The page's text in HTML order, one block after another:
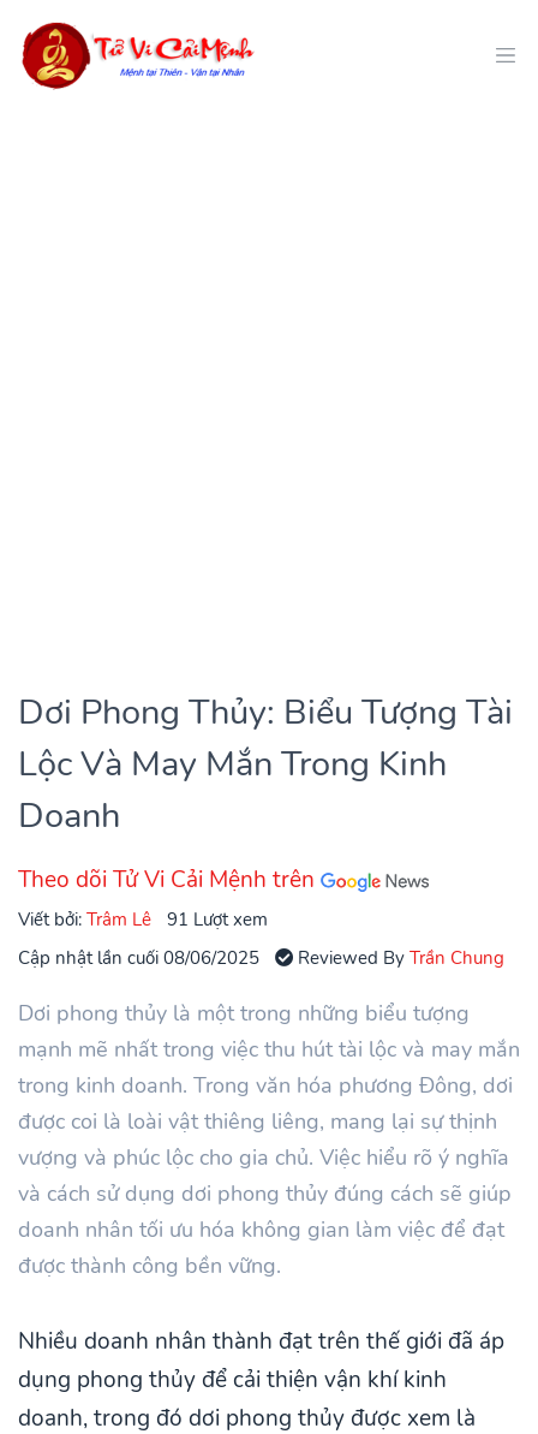
Dơi Phong Thủy: Biểu Tượng Tài
Lộc Và May Mắn Trong Kinh
Doanh
Theo dõi Tử Vi Cải Mệnh trên
Viết bởi:Trâm Lê
91 Lượt xem
Cập nhật lần cuối 08/06/2025
Reviewed ByTrần Chung
Dơi phong thủy là một trong những biểu tượng
mạnh mẽ nhất trong việc thu hút tài lộc và may mắn
trong kinh doanh. Trong văn hóa phương Đông, dơi
được coi là loài vật thiêng liêng, mang lại sự thịnh
vượng và phúc lộc cho gia chủ. Việc hiểu rõ ý nghĩa
và cách sử dụng dơi phong thủy đúng cách sẽ giúp
doanh nhân tối ưu hóa không gian làm việc để đạt
được thành công bền vững.
Nhiều doanh nhân thành đạt trên thế giới đã áp
dụng phong thủy để cải thiện vận khí kinh
doanh, trong đó dơi phong thủy được xem là